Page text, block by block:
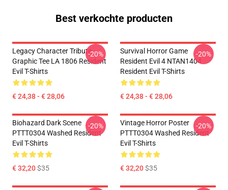
Best verkochte producten
Legacy Character Tribute
Graphic Tee LA 1806 Resident
Evil T-Shirts
€ 24,38 - € 28,06
-20%
Survival Horror Game
Resident Evil 4 NTAN1404
Resident Evil T-Shirts
€ 24,38 - € 28,06
-20%
Biohazard Dark Scene
PTTT0304 Washed Resident
Evil T-Shirts
€ 32,20$35
-20%
Vintage Horror Poster
PTTT0304 Washed Resident
Evil T-Shirts
€ 32,20$35
-20%